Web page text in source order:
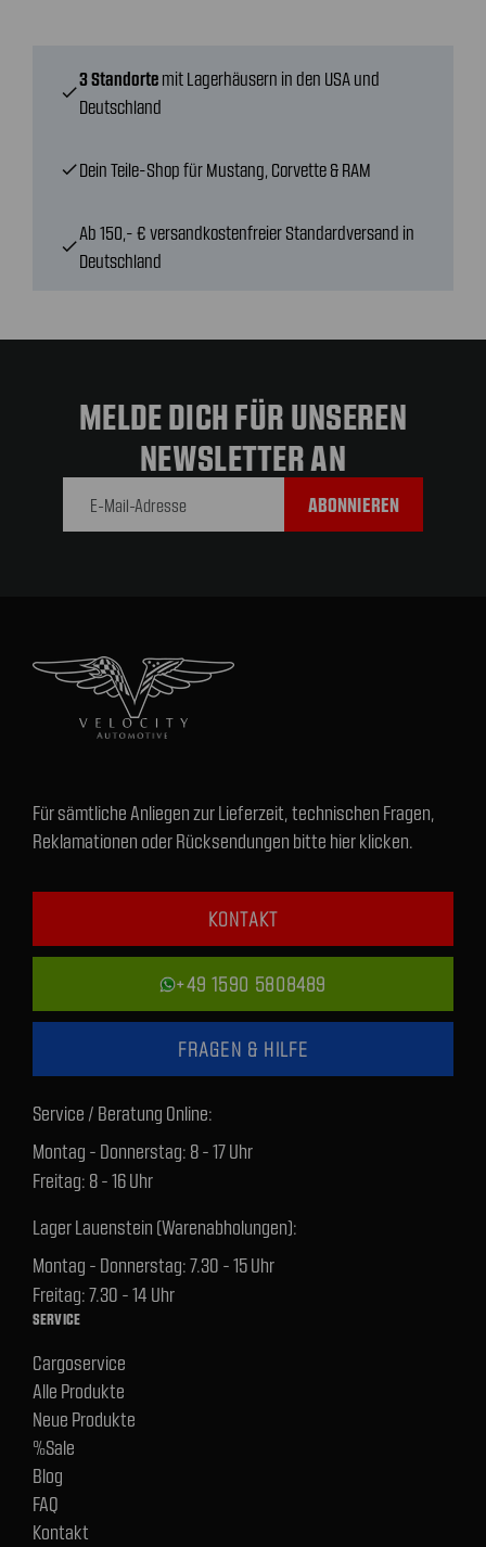
check
3 Standorte mit Lagerhäusern in den USA und
Deutschland
checkDein Teile-Shop für Mustang, Corvette & RAM
check
Ab 150,- € versandkostenfreier Standardversand in
Deutschland
MELDE DICH FÜR UNSEREN
NEWSLETTER AN
Für sämtliche Anliegen zur Lieferzeit, technischen Fragen,
Reklamationen oder Rücksendungen bitte hier klicken.
KONTAKT
+49 1590 5808489
FRAGEN & HILFE
Service / Beratung Online:
Montag - Donnerstag: 8 - 17 Uhr
Freitag: 8 - 16 Uhr
Lager Lauenstein (Warenabholungen):
Montag - Donnerstag: 7.30 - 15 Uhr
Freitag: 7.30 - 14 Uhr
SERVICE
Cargoservice
Alle Produkte
Neue Produkte
%Sale
Blog
FAQ
Kontakt